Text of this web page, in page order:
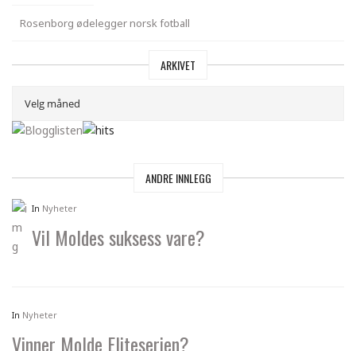
Rosenborg ødelegger norsk fotball
ARKIVET
ANDRE INNLEGG
In Nyheter
Vil Moldes suksess vare?
In Nyheter
Vinner Molde Eliteserien?